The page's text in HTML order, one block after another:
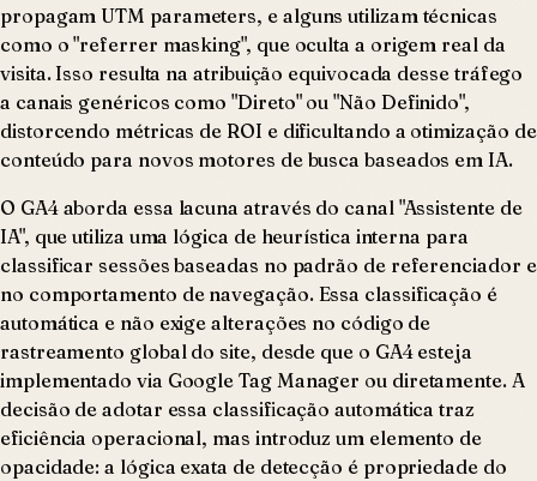
propagam UTM parameters, e alguns utilizam técnicas
como o "referrer masking", que oculta a origem real da
visita. Isso resulta na atribuição equivocada desse tráfego
a canais genéricos como "Direto" ou "Não Definido",
distorcendo métricas de ROI e dificultando a otimização de
conteúdo para novos motores de busca baseados em IA.
O GA4 aborda essa lacuna através do canal "Assistente de
IA", que utiliza uma lógica de heurística interna para
classificar sessões baseadas no padrão de referenciador e
no comportamento de navegação. Essa classificação é
automática e não exige alterações no código de
rastreamento global do site, desde que o GA4 esteja
implementado via Google Tag Manager ou diretamente. A
decisão de adotar essa classificação automática traz
eficiência operacional, mas introduz um elemento de
opacidade: a lógica exata de detecção é propriedade do